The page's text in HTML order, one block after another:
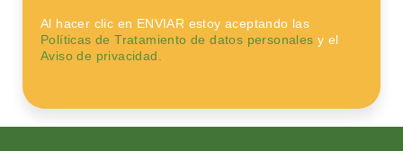
Al hacer clic en ENVIAR estoy aceptando las
Políticas de Tratamiento de datos personales y el
Aviso de privacidad.